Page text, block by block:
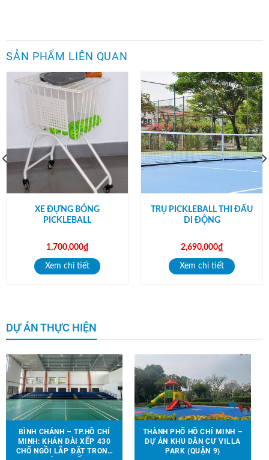
SẢN PHẨM LIÊN QUAN
XE ĐỰNG BÓNG
PICKLEBALL
1,700,000₫
Xem chi tiết
TRỤ PICKLEBALL THI ĐẤU
DI ĐỘNG
2,690,000₫
Xem chi tiết
DỰ ÁN THỰC HIỆN
BÌNH CHÁNH – TP.HỒ CHÍ
MINH: KHÁN ĐÀI XẾP 430
CHỔ NGỒI LẮP ĐẶT TRONG
THÀNH PHỐ HỒ CHÍ MINH –
DỰ ÁN KHU DÂN CƯ VILLA
PARK (QUẬN 9)